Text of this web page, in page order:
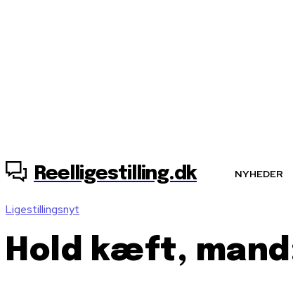
Reelligestilling.dk NYHEDER
Ligestillingsnyt
Hold kæft,